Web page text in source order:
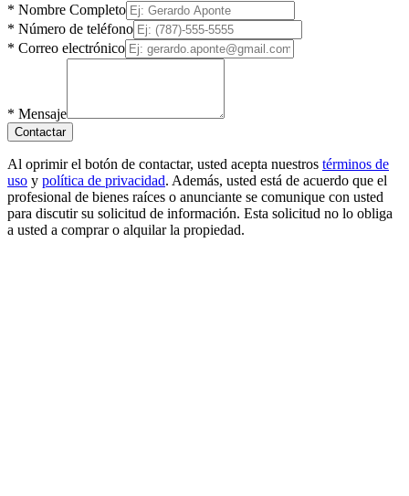
* Nombre Completo
* Número de teléfono
* Correo electrónico
* Mensaje
Contactar
Al oprimir el botón de contactar, usted acepta nuestros términos de
uso y política de privacidad. Además, usted está de acuerdo que el
profesional de bienes raíces o anunciante se comunique con usted
para discutir su solicitud de información. Esta solicitud no lo obliga
a usted a comprar o alquilar la propiedad.